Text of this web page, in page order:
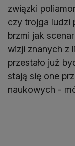
związki
czy trojga ludzi
brzmi jak
wizji znanych z
przestało już
stają się one
naukowych -